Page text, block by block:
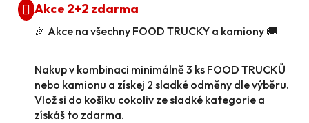
Akce 2+2 zdarma
🎉 Akce na všechny FOOD TRUCKY a kamiony 🚚
Nakup v kombinaci minimálně 3 ks FOOD TRUCKŮ
nebo kamionu a získej 2 sladké odměny dle výběru.
Vlož si do košíku cokoliv ze sladké kategorie a
získáš to zdarma.